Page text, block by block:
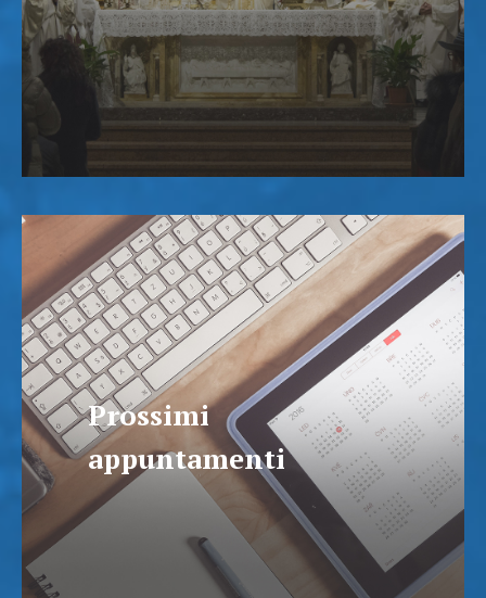
Prossimi
appuntamenti